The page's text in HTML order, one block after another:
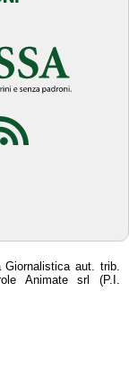
aut. trib.
Animate srl (P.I.